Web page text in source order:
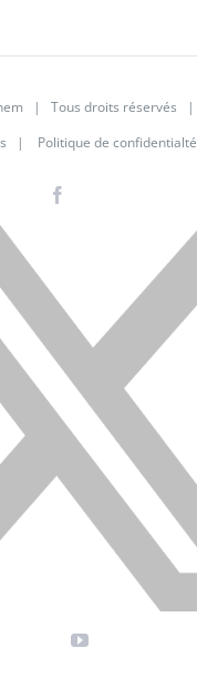
| Tous droits réservés |
| Politique de confidentialté
YouTube